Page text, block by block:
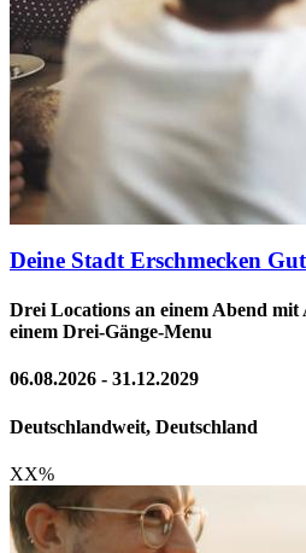
Deine Stadt Erschmecken
Drei Locations an einem Abend
einem Drei-Gänge-Menu
06.08.2026 - 31.12.2029
Deutschlandweit, Deutschland
XX%